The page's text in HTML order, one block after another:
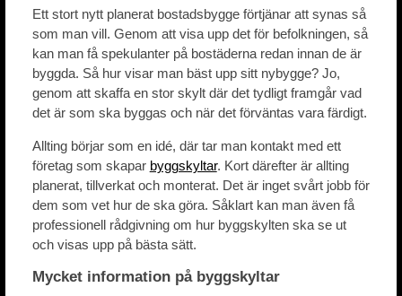
Ett stort nytt planerat bostadsbygge förtjänar att synas så
som man vill. Genom att visa upp det för befolkningen, så
kan man få spekulanter på bostäderna redan innan de är
byggda. Så hur visar man bäst upp sitt nybygge? Jo,
genom att skaffa en stor skylt där det tydligt framgår vad
det är som ska byggas och när det förväntas vara färdigt.
Allting börjar som en idé, där tar man kontakt med ett
företag som skapar byggskyltar. Kort därefter är allting
planerat, tillverkat och monterat. Det är inget svårt jobb för
dem som vet hur de ska göra. Såklart kan man även få
professionell rådgivning om hur byggskylten ska se ut
och visas upp på bästa sätt.
Mycket information på byggskyltar